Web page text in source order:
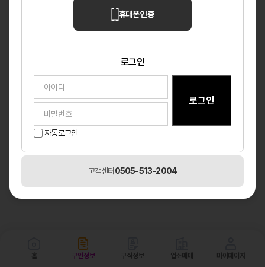
홈 구인정보 구직정보 업소매매 마이페이지
휴대폰 인증
로그인
자동로그인
고객센터 0505-513-2004